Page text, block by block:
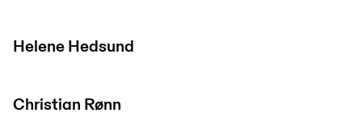
Helene Hedsund
Christian Rønn